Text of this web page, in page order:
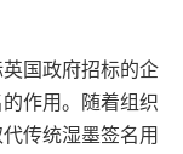
国政府招标的企
作用。随着组织
传统湿墨签名用